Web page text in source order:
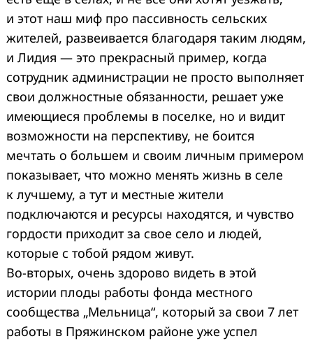
и этот наш миф про пассивность сельских
жителей, развеивается благодаря таким людям,
и Лидия — это прекрасный пример, когда
сотрудник администрации не просто выполняет
свои должностные обязанности, решает уже
имеющиеся проблемы в поселке, но и видит
возможности на перспективу, не боится
мечтать о большем и своим личным примером
показывает, что можно менять жизнь в селе
к лучшему, а тут и местные жители
подключаются и ресурсы находятся, и чувство
гордости приходит за свое село и людей,
которые с тобой рядом живут.
Во-вторых, очень здорово видеть в этой
истории плоды работы фонда местного
сообщества „Мельница“, который за свои 7 лет
работы в Пряжинском районе уже успел